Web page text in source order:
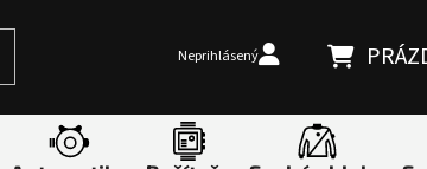
Neprihlásený